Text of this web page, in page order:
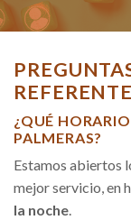
¿QUÉ
PALMERAS?
Estamos abiertos
mejor servicio, en
la noche.